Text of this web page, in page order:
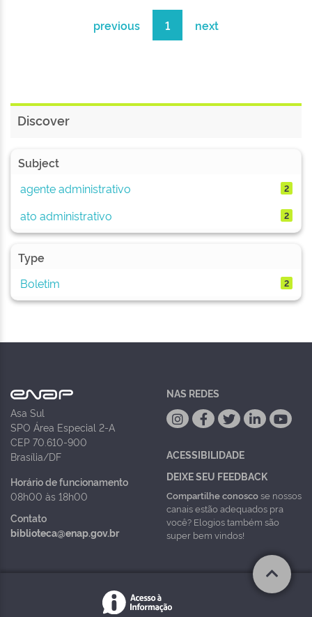
previous 1 next
Discover
Subject
agente administrativo
2
ato administrativo 2
Type
Boletim
2
Asa Sul
SPO Área Especial 2-A
CEP 70.610-900
Brasília/DF
Horário de funcionamento
08h00 às 18h00
Contato
biblioteca@enap.gov.br
NAS REDES
ACESSIBILIDADE
DEIXE SEU FEEDBACK
Compartilhe conoscose nossos
canais estão adequados pra
você? Elogios também são
super bem vindos!